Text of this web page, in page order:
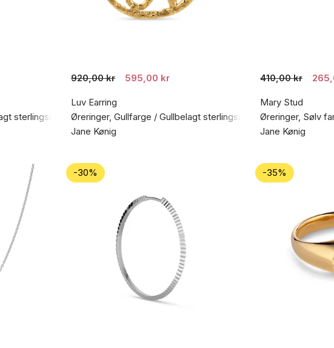
sterlingsølv 925
920,00 kr 595,00 kr
Luv Earring
Øreringer, Gullfarge / Gullbelagt sterlingsølv 925
Jane Kønig
410,00 kr
Mary Stud
Øreringer, Sølv
Jane Kønig
-30% -35%